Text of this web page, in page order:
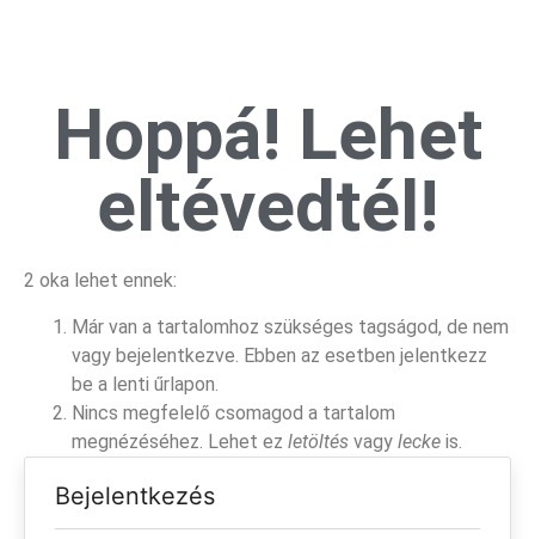
Hoppá! Lehet
eltévedtél!
2 oka lehet ennek:
Már van a tartalomhoz szükséges tagságod, de nem
vagy bejelentkezve. Ebben az esetben jelentkezz
be a lenti űrlapon.
Nincs megfelelő csomagod a tartalom
megnézéséhez. Lehet ez letöltés vagy lecke is.
Bejelentkezés